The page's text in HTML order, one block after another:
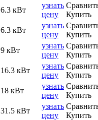
6.3 кВт
узнать
цену
Купить
6.3 кВт
узнать
цену
Купить
9 кВт
узнать
цену
Купить
16.3 кВт
узнать
цену
Купить
18 кВт
узнать
цену
Купить
31.5 кВт
узнать
цену
Купить